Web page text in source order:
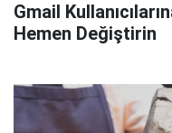
Gmail
Hemen Değiştirin